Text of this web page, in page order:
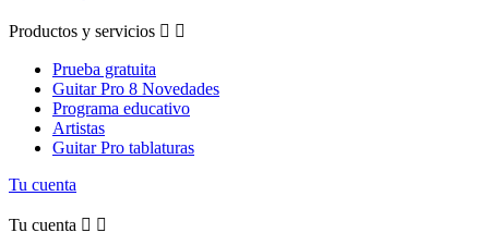
Productos y servicios  
Prueba gratuita
Guitar Pro 8 Novedades
Programa educativo
Artistas
Guitar Pro tablaturas
Tu cuenta
Tu cuenta  